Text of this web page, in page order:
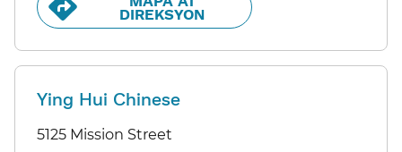
DIREKSYON​​
Ying Hui Chinese
5125 Mission Street